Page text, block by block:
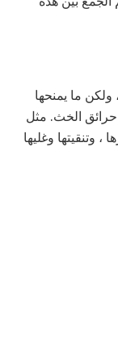
ولكن ما يمنحها
حرائق الخث. مثل
وتنقيتها وغليها